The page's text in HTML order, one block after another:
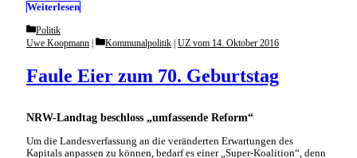
Weiterlesen
Categories
Politik
NRW-Landtag beschloss „umfassende Reform“
Faule Eier zum 70. Geburtstag
Uwe Koopmann Categories
Kommunalpolitik UZ vom 14. Oktober 2016
Um die Landesverfassung an die veränderten Erwartungen des
Kapitals anpassen zu können, bedarf es einer „Super-Koalition“, denn